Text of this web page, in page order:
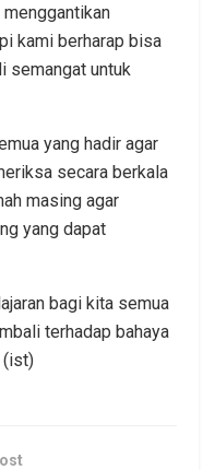
menggantikan
kami berharap bisa
semangat untuk
yang hadir agar
secara berkala
masing agar
yang dapat
bagi kita semua
terhadap bahaya
(ist)